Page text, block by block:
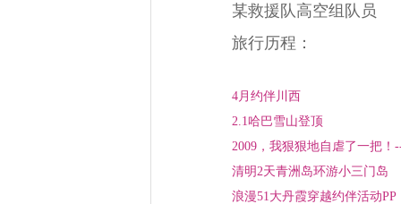
某救援队高空组队员
旅行历程：
4月约伴川西
2.1哈巴雪山登顶
2009，我狠狠地自虐了一把
清明2天青洲岛环游小三门岛
浪漫51大丹霞穿越约伴活动PP